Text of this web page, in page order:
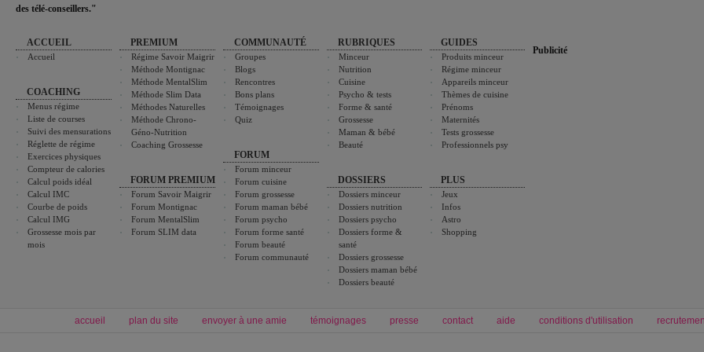
des télé-conseillers."
ACCUEIL
Accueil
COACHING
Menus régime
Liste de courses
Suivi des mensurations
Réglette de régime
Exercices physiques
Compteur de calories
Calcul poids idéal
Calcul IMC
Courbe de poids
Calcul IMG
Grossesse mois par
mois
PREMIUM
Régime Savoir Maigrir
Méthode Montignac
Méthode MentalSlim
Méthode Slim Data
Méthodes Naturelles
Méthode Chrono-
Géno-Nutrition
Coaching Grossesse
FORUM PREMIUM
Forum Savoir Maigrir
Forum Montignac
Forum MentalSlim
Forum SLIM data
COMMUNAUTÉ
Groupes
Blogs
Rencontres
Bons plans
Témoignages
Quiz
FORUM
Forum minceur
Forum cuisine
Forum grossesse
Forum maman bébé
Forum psycho
Forum forme santé
Forum beauté
Forum communauté
RUBRIQUES
Minceur
Nutrition
Cuisine
Psycho & tests
Forme & santé
Grossesse
Maman & bébé
Beauté
DOSSIERS
Dossiers minceur
Dossiers nutrition
Dossiers psycho
Dossiers forme &
santé
Dossiers grossesse
Dossiers maman bébé
Dossiers beauté
GUIDES
Produits minceur
Régime minceur
Appareils minceur
Thèmes de cuisine
Prénoms
Maternités
Tests grossesse
Professionnels psy
PLUS
Jeux
Infos
Astro
Shopping
Publicité
accueil plan du site envoyer à une amie témoignages presse contact aide conditions d'utilisation